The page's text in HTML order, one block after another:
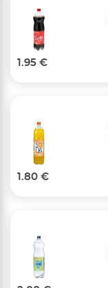
1.95 €
1.80 €